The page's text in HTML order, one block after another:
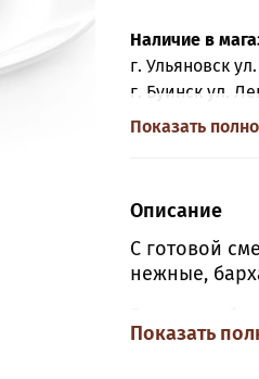
Наличие в
г. Ульяновск
г. Буинск ул.
Показать
Описание
С готовой
нежные,
4 яйца.
Показать